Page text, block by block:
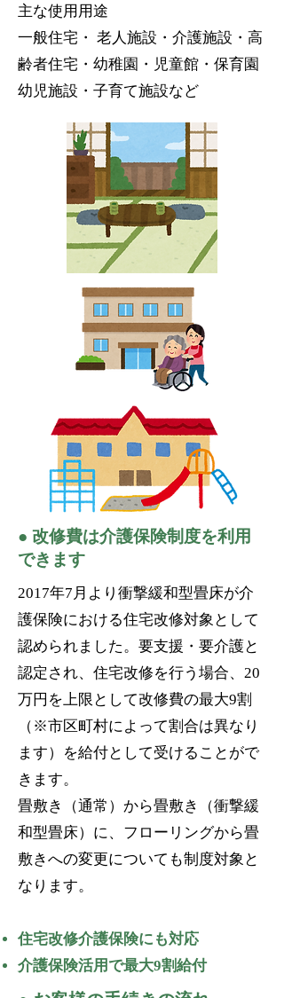
主な使用用途
一般住宅・ 老人施設・介護施設・高
齢者住宅・幼稚園・児童館・保育園
幼児施設・子育て施設など
● 改修費は介護保険制度を利用
できます
2017年7月より衝撃緩和型畳床が介
護保険における住宅改修対象として
認められました。要支援・要介護と
認定され、住宅改修を行う場合、20
万円を上限として改修費の最大9割
（※市区町村によって割合は異なり
ます）
を給付として受けることがで
きます。
畳敷き（通常）から畳敷き（衝撃緩
和型畳床）に、フローリングから畳
敷きへの変更についても制度対象と
なります。
住宅改修介護保険にも対応
介護保険活用で最大9割給付